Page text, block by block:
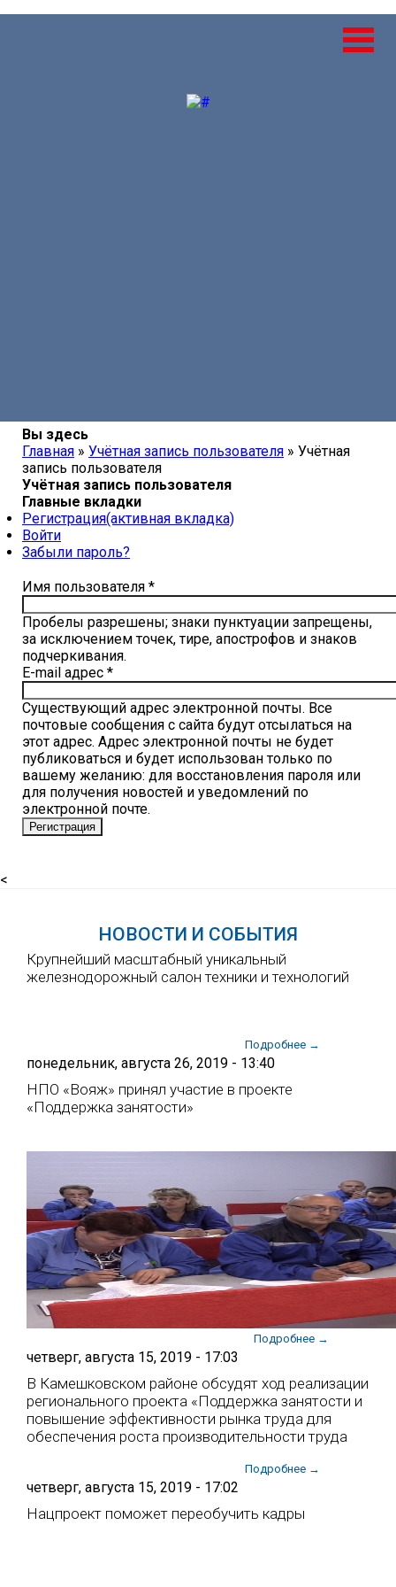
Вы здесь
Главная » Учётная запись пользователя » Учётная
запись пользователя
Учётная запись пользователя
Главные вкладки
Регистрация(активная вкладка)
Войти
Забыли пароль?
Имя пользователя *
Пробелы разрешены; знаки пунктуации запрещены,
за исключением точек, тире, апострофов и знаков
подчеркивания.
E-mail адрес *
Существующий адрес электронной почты. Все
почтовые сообщения с сайта будут отсылаться на
этот адрес. Адрес электронной почты не будет
публиковаться и будет использован только по
вашему желанию: для восстановления пароля или
для получения новостей и уведомлений по
электронной почте.
<
НОВОСТИ И СОБЫТИЯ
Крупнейший масштабный уникальный
железнодорожный салон техники и технологий
Подробнее →
понедельник, августа 26, 2019 - 13:40
НПО «Вояж» принял участие в проекте
«Поддержка занятости»
Подробнее →
четверг, августа 15, 2019 - 17:03
В Камешковском районе обсудят ход реализации
регионального проекта «Поддержка занятости и
повышение эффективности рынка труда для
обеспечения роста производительности труда
Подробнее →
четверг, августа 15, 2019 - 17:02
Нацпроект поможет переобучить кадры